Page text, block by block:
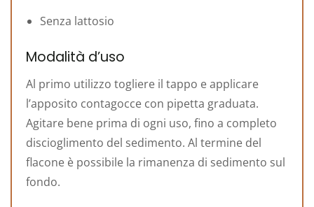
Senza lattosio
Modalità d’uso
Al primo utilizzo togliere il tappo e applicare
l’apposito contagocce con pipetta graduata.
Agitare bene prima di ogni uso, fino a completo
discioglimento del sedimento. Al termine del
flacone è possibile la rimanenza di sedimento sul
fondo.